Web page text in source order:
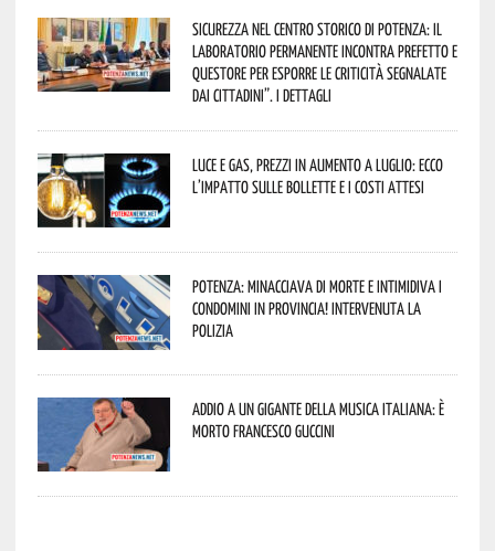
Sicurezza nel Centro Storico di Potenza: il
Laboratorio Permanente incontra Prefetto e
Questore per esporre le criticità segnalate
dai cittadini”. I dettagli
Luce e gas, prezzi in aumento a luglio: ecco
l’impatto sulle bollette e i costi attesi
Potenza: minacciava di morte e intimidiva i
condomini in provincia! Intervenuta la
Polizia
Addio a un gigante della musica italiana: è
morto Francesco Guccini